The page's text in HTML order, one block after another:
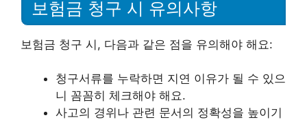
보험금 청구 시 유의사항
보험금 청구 시, 다음과 같은 점을 유의해야 해요:
청구서류를 누락하면 지연 이유가 될 수 있으
니 꼼꼼히 체크해야 해요.
사고의 경위나 관련 문서의 정확성을 높이기